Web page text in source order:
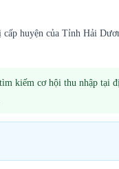
huyện của Tỉnh Hải
kiếm cơ hội thu nhập tại